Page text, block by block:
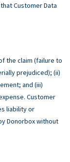
Customer Data
the claim (failure to
prejudiced); (ii)
and (iii)
Customer
liability or
Donorbox without